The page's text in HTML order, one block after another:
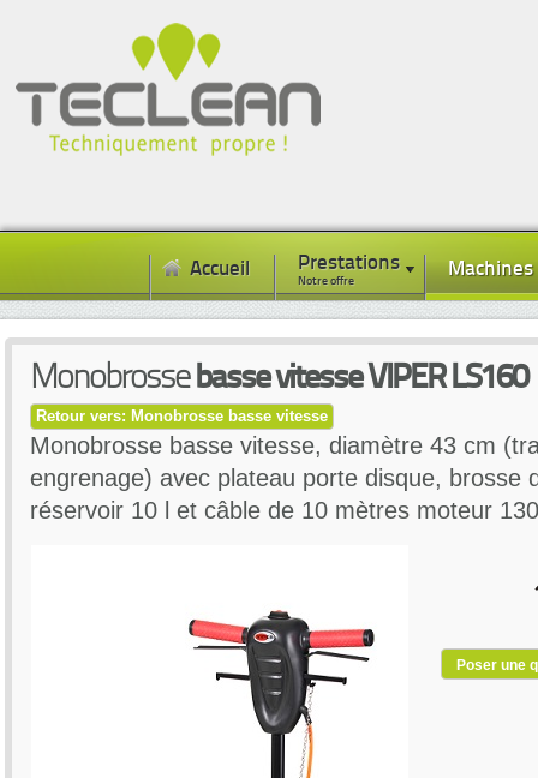
Accueil Prestations
Notre offre
Machines
Monobrossebasse vitesse VIPER LS160
Retour vers: Monobrosse basse vitesse
Monobrosse basse vitesse, diamètre 43 cm
engrenage) avec plateau porte disque, brosse
réservoir 10 l et câble de 10 mètres moteur
Poser une